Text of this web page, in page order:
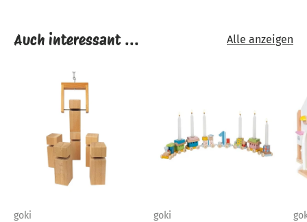
Auch interessant ... Alle anzeigen
goki goki